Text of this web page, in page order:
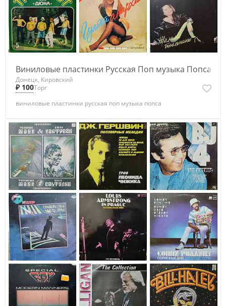
5
Виниловые пластинки Русская Поп музыка Попса
Донецк, Кировский
₽ 100Торг
виниловые пластинки русская поп музыка попса